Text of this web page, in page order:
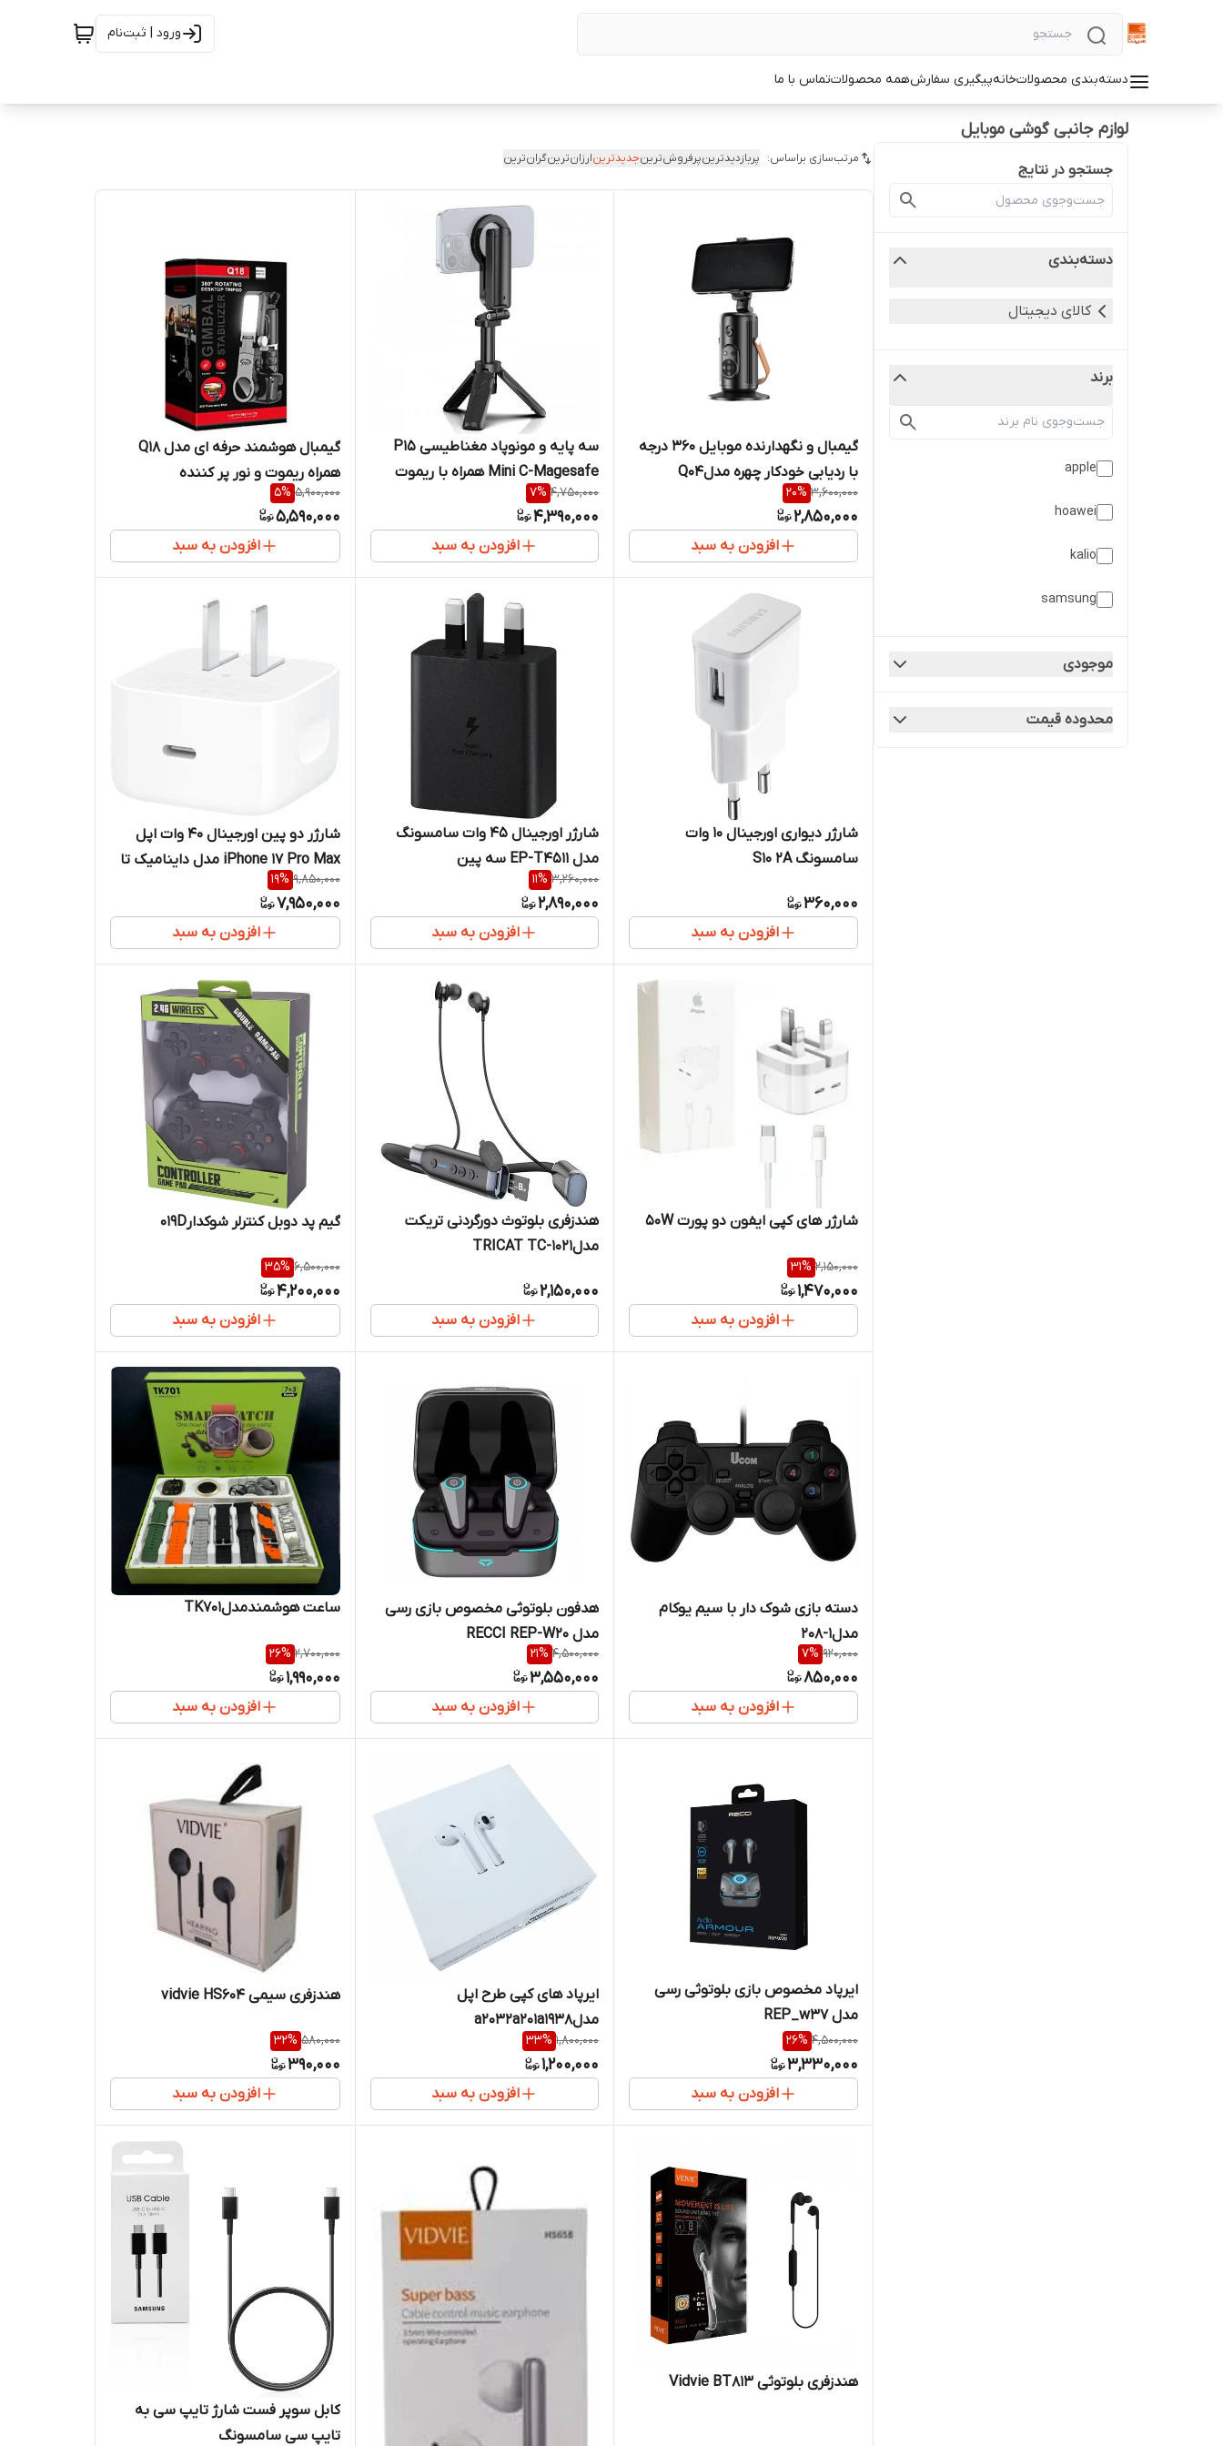
ورود | ثبت‌نام
دسته‌بندی محصولاتخانهپیگیری سفارشهمه محصولاتتماس با ما
لوازم جانبی گوشی موبایل
جستجو در نتایج
دسته‌بندی
کالای دیجیتال
برند
apple
hoawei
kalio
samsung
اپل
موجودی
محدوده قیمت
مرتب‌سازی براساس: پربازدیدترینپرفروش‌ترینجدیدترینارزان‌ترینگران‌ترین
گیمبال و نگهدارنده موبایل 360 درجه
با ردیابی خودکار چهره مدلQ04
3,600,000
20%
2,850,000
افزودن به سبد
سه پایه و مونوپاد مغناطیسی P15
Mini C-Magesafe همراه با ریموت
4,750,000
7%
4,390,000
افزودن به سبد
گیمبال هوشمند حرفه ای مدل Q18
همراه ریموت و نور پر کننده
5,900,000
5%
5,590,000
افزودن به سبد
شارژر دیواری اورجینال 10 وات
سامسونگ S10 2A
360,000
افزودن به سبد
شارژر اورجینال 45 وات سامسونگ
مدل EP-T4511 سه پین
3,260,000
11%
2,890,000
افزودن به سبد
شارژر دو پین اورجینال ۴۰ وات اپل
iPhone 17 Pro Max مدل داینامیک تا
توان 60 وات
9,850,000
19%
7,950,000
افزودن به سبد
شارژر های کپی ایفون دو پورت 50W
2,150,000
31%
1,470,000
افزودن به سبد
هندزفری بلوتوث دورگردنی تریکت
مدلTRICAT TC-1021
2,150,000
افزودن به سبد
گیم پد دوبل کنترلر شوکدار019D
6,500,000
35%
4,200,000
افزودن به سبد
دسته بازی شوک دار با سیم یوکام
مدل1-208
920,000
7%
850,000
افزودن به سبد
هدفون بلوتوثی مخصوص بازی رسی
مدل RECCI REP-W20
4,500,000
21%
3,550,000
افزودن به سبد
ساعت هوشمندمدلTK701
2,700,000
26%
1,990,000
افزودن به سبد
ایرپاد مخصوص بازی بلوتوثی رسی
مدل REP_w37
4,500,000
26%
3,330,000
افزودن به سبد
ایرپاد های کپی طرح اپل
مدلa2032a201a1938
1,800,000
33%
1,200,000
افزودن به سبد
هندزفری سیمی vidvie HS604
580,000
32%
390,000
افزودن به سبد
هندزفری بلوتوثی Vidvie BT813
کابل سوپر فست شارژ تایپ سی به
تایپ سی سامسونگ